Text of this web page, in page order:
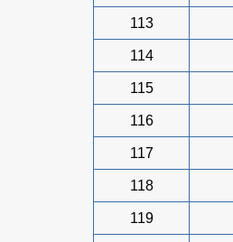
113
114
115
116
117
118
119